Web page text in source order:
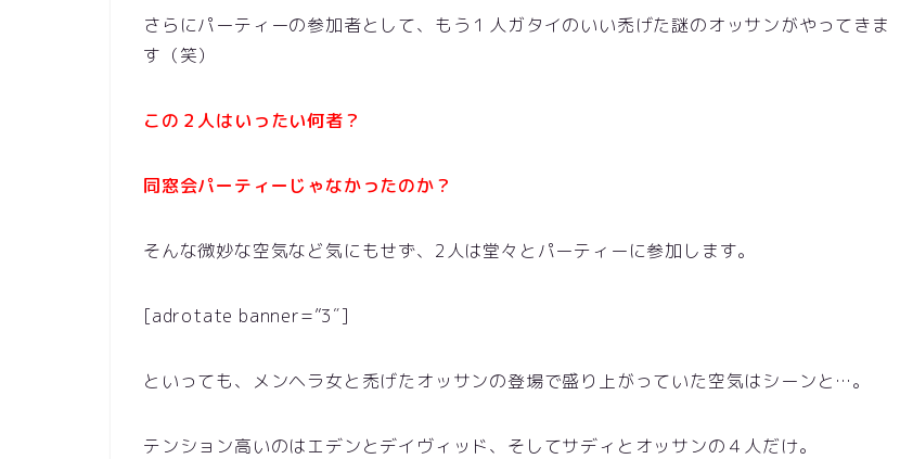
さらにパーティーの参加者として、もう１人ガタイのいい禿げた謎のオッサンがやってきま
す（笑）
この２人はいったい何者？
同窓会パーティーじゃなかったのか？
そんな微妙な空気など気にもせず、2人は堂々とパーティーに参加します。
[adrotate banner=”3″]
といっても、メンヘラ女と禿げたオッサンの登場で盛り上がっていた空気はシーンと…。
テンション高いのはエデンとデイヴィッド、そしてサディとオッサンの４人だけ。